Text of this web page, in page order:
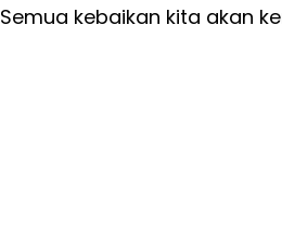
Semua kebaikan kita akan